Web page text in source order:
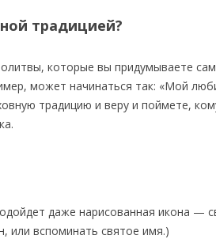
традицией?
которые вы придумываете
может начинаться так: «Мой
традицию и веру и поймете,
даже нарисованная икона —
или вспоминать святое имя.)